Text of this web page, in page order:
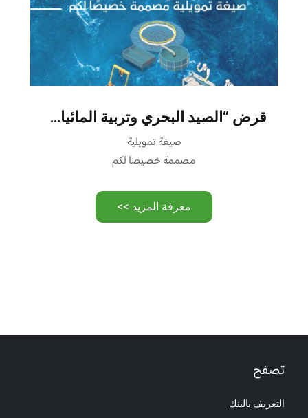
قرض “الصيد البحري وتربية المائيات”
صيغة تمويلية
مصممة خصيصا لكم
معرفة المزيد >>
تصفح
التعريف بالبنك